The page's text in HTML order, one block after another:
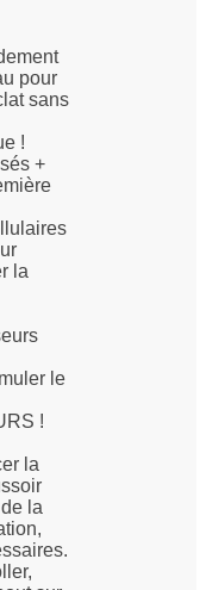
pour
sans
!
+
la
le
!
la
la